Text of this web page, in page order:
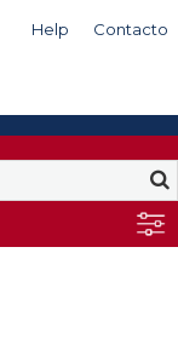
Help Contacto